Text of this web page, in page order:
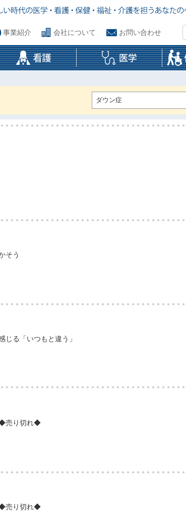
事業紹介 会社について お問い合わせ
そう
る「いつもと違う」
◆売り切れ◆
◆売り切れ◆